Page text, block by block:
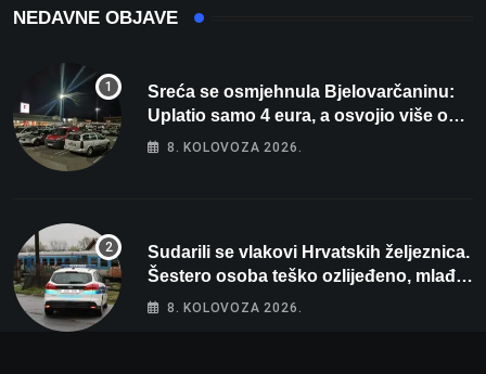
NEDAVNE OBJAVE
Sreća se osmjehnula Bjelovarčaninu:
Uplatio samo 4 eura, a osvojio više od
80 tisuća eura
8. KOLOVOZA 2026.
Sudarili se vlakovi Hrvatskih željeznica.
Šestero osoba teško ozlijeđeno, mlađa
žena na intenzivnoj
8. KOLOVOZA 2026.